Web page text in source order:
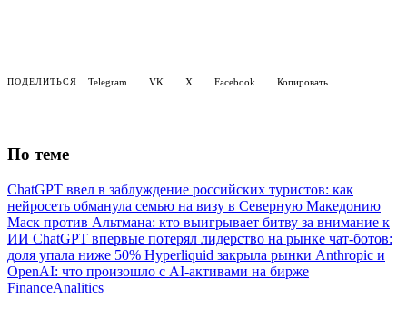
ПОДЕЛИТЬСЯ Telegram VK X Facebook Копировать
По теме
ChatGPT ввел в заблуждение российских туристов: как
нейросеть обманула семью на визу в Северную Македонию
Маск против Альтмана: кто выигрывает битву за внимание к
ИИ ChatGPT впервые потерял лидерство на рынке чат-ботов:
доля упала ниже 50% Hyperliquid закрыла рынки Anthropic и
OpenAI: что произошло с AI-активами на бирже
FinanceAnalitics